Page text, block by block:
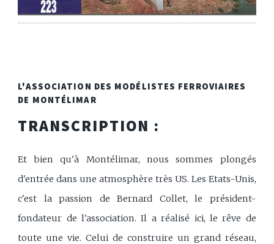
L'ASSOCIATION DES MODÉLISTES FERROVIAIRES
DE MONTÉLIMAR
TRANSCRIPTION :
Et bien qu'à Montélimar, nous sommes plongés
d'entrée dans une atmosphère très US. Les Etats-Unis,
c'est la passion de Bernard Collet, le président-
fondateur de l'association. Il a réalisé ici, le rêve de
toute une vie. Celui de construire un grand réseau,